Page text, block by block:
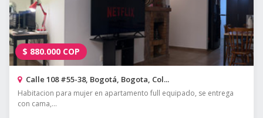
$ 880.000 COP
Calle 108 #55-38, Bogotá, Bogota, Col...
Habitacion para mujer en apartamento full equipado, se entrega
con cama,...